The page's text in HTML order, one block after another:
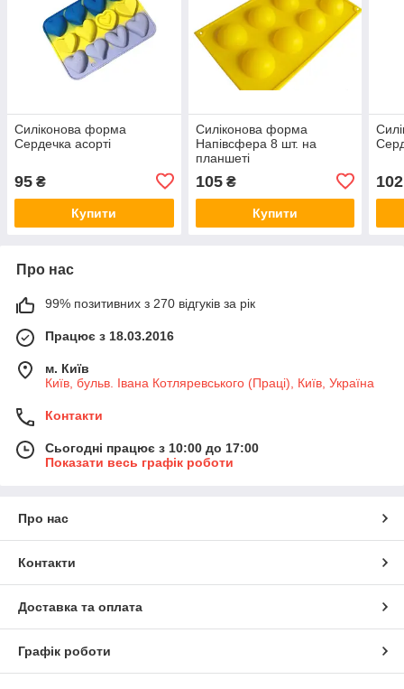
Силіконова форма
Сердечка асорті
95 ₴
Купити
Силіконова форма
Напівсфера 8 шт. на
планшеті
105₴
Купити
102
Про нас
99% позитивних з 270 відгуків за рік
Працює з 18.03.2016
м. Київ
Київ, бульв. Івана Котляревського (Праці), Київ, Україна
Контакти
Сьогодні працює з 10:00 до 17:00
Показати весь графік роботи
Про нас
Контакти
Доставка та оплата
Графік роботи